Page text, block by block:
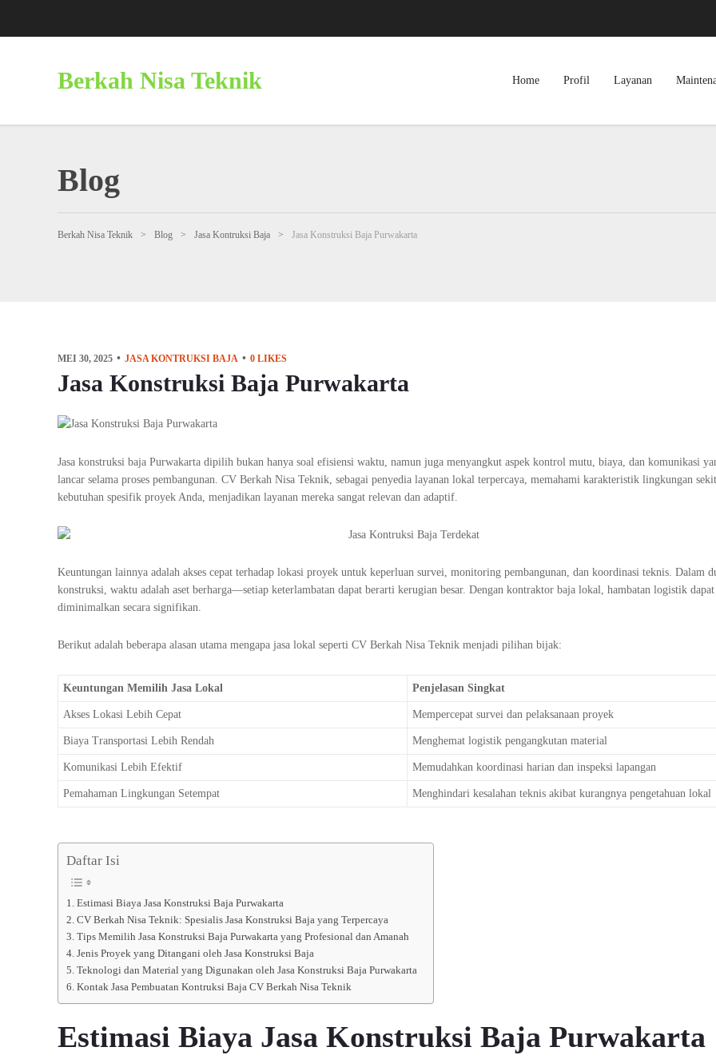
Berkah Nisa Teknik Home Profil Layanan
Blog
Berkah Nisa Teknik > Blog > Jasa Kontruksi Baja > Jasa Konstruksi Baja Purwakarta
MEI 30, 2025 JASA KONTRUKSI BAJA 0 LIKES
Jasa Konstruksi Baja Purwakarta
Jasa konstruksi baja Purwakarta dipilih bukan hanya soal efisiensi waktu, namun juga menyangkut aspek kontrol mutu, biaya, dan komunikasi
lancar selama proses pembangunan. CV Berkah Nisa Teknik, sebagai penyedia layanan lokal terpercaya, memahami karakteristik lingkungan
kebutuhan spesifik proyek Anda, menjadikan layanan mereka sangat relevan dan adaptif.
Keuntungan lainnya adalah akses cepat terhadap lokasi proyek untuk keperluan survei, monitoring pembangunan, dan koordinasi teknis. Dalam
konstruksi, waktu adalah aset berharga—setiap keterlambatan dapat berarti kerugian besar. Dengan kontraktor baja lokal, hambatan logistik dapat
diminimalkan secara signifikan.
Berikut adalah beberapa alasan utama mengapa jasa lokal seperti CV Berkah Nisa Teknik menjadi pilihan bijak:
Keuntungan Memilih Jasa Lokal Penjelasan Singkat
Akses Lokasi Lebih Cepat Mempercepat survei dan pelaksanaan proyek
Biaya Transportasi Lebih Rendah Menghemat logistik pengangkutan material
Komunikasi Lebih Efektif Memudahkan koordinasi harian dan inspeksi lapangan
Pemahaman Lingkungan Setempat Menghindari kesalahan teknis akibat kurangnya pengetahuan lokal
Daftar Isi
Estimasi Biaya Jasa Konstruksi Baja Purwakarta
CV Berkah Nisa Teknik: Spesialis Jasa Konstruksi Baja yang Terpercaya
Tips Memilih Jasa Konstruksi Baja Purwakarta yang Profesional dan Amanah
Jenis Proyek yang Ditangani oleh Jasa Konstruksi Baja
Teknologi dan Material yang Digunakan oleh Jasa Konstruksi Baja Purwakarta
Kontak Jasa Pembuatan Kontruksi Baja CV Berkah Nisa Teknik
Estimasi Biaya Jasa Konstruksi Baja Purwakarta